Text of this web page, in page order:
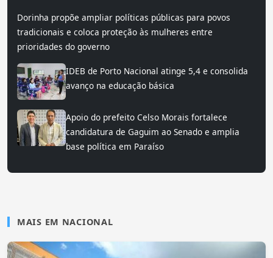
Dorinha propõe ampliar políticas públicas para povos
tradicionais e coloca proteção às mulheres entre
prioridades do governo
IDEB de Porto Nacional atinge 5,4 e consolida
avanço na educação básica
Apoio do prefeito Celso Morais fortalece
candidatura de Gaguim ao Senado e amplia
base política em Paraíso
MAIS EM NACIONAL